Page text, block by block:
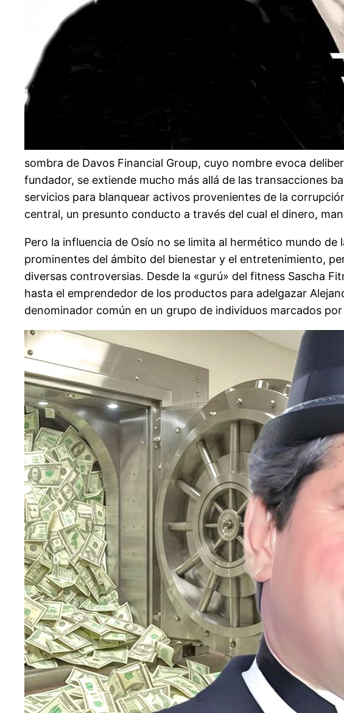
sombra de Davos Financial Group, cuyo nombre evoca
fundador, se extiende mucho más allá de las transacciones
servicios para blanquear activos provenientes de la
central, un presunto conducto a través del cual el dinero,
Pero la influencia de Osío no se limita al hermético mundo
prominentes del ámbito del bienestar y el entretenimiento,
diversas controversias. Desde la «gurú» del fitness Sascha
hasta el emprendedor de los productos para adelgazar
denominador común en un grupo de individuos marcados